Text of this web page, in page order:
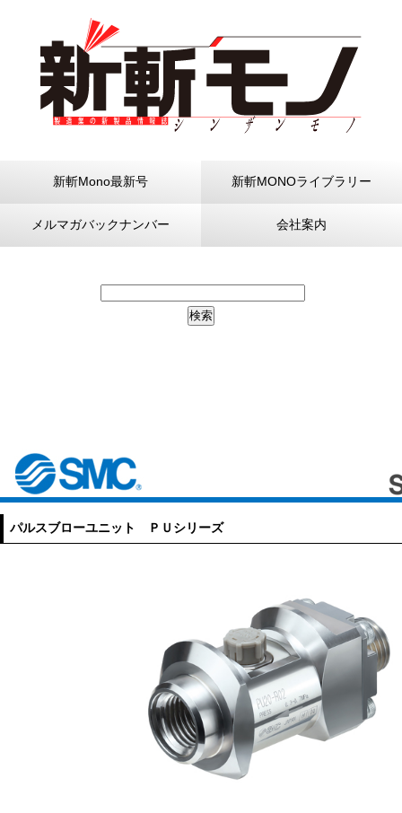
新斬Mono最新号 新斬MONOライブラリー
メルマガバックナンバー 会社案内
パルスブローユニット ＰＵシリーズ